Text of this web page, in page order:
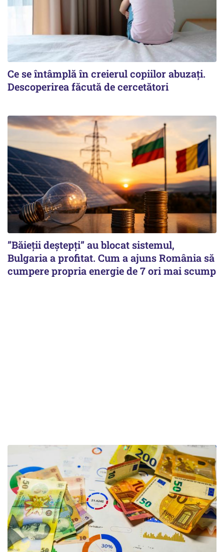
Ce se întâmplă în creierul copiilor abuzați.
Descoperirea făcută de cercetători
”Băieții deștepți” au blocat sistemul,
Bulgaria a profitat. Cum a ajuns România să
cumpere propria energie de 7 ori mai scump